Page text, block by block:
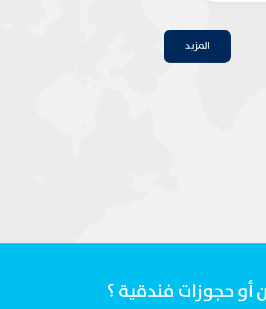
المزيد
أو حجوزات فندقية ؟